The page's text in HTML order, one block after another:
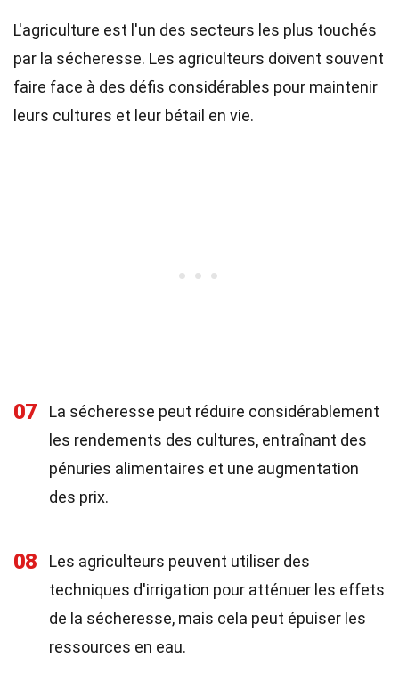
L'agriculture est l'un des secteurs les plus touchés
par la sécheresse. Les agriculteurs doivent souvent
faire face à des défis considérables pour maintenir
leurs cultures et leur bétail en vie.
07
La sécheresse peut réduire considérablement
les rendements des cultures, entraînant des
pénuries alimentaires et une augmentation
des prix.
08
Les agriculteurs peuvent utiliser des
techniques d'irrigation pour atténuer les effets
de la sécheresse, mais cela peut épuiser les
ressources en eau.